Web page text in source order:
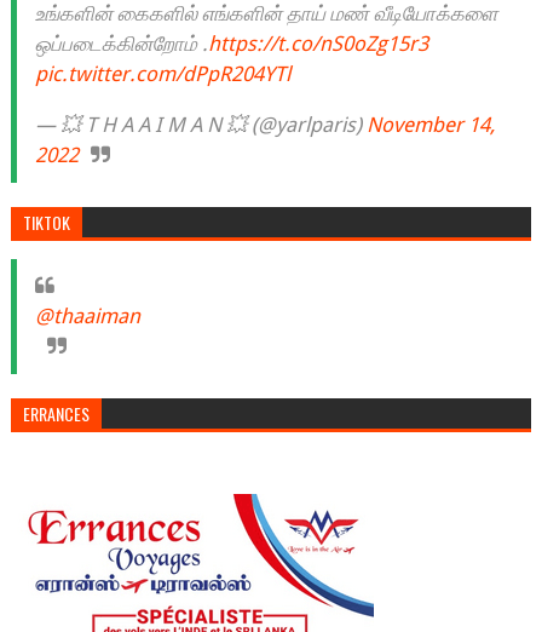
உங்களின் கைகளில் எங்களின் தாய் மண் வீடியோக்களை
ஒப்படைக்கின்றோம் .https://t.co/nS0oZg15r3
pic.twitter.com/dPpR204YTl
— 💥 T H A A I M A N 💥 (@yarlparis) November 14,
2022
TIKTOK
@thaaiman
ERRANCES